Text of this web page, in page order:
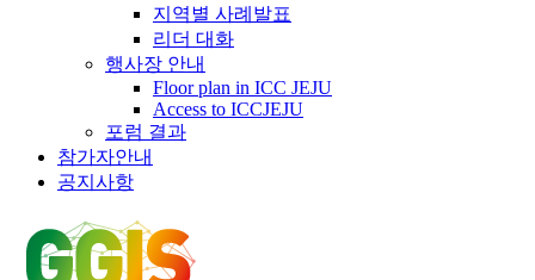
지역별 사례발표
리더 대화
행사장 안내
Floor plan in ICC JEJU
Access to ICCJEJU
포럼 결과
참가자안내
공지사항